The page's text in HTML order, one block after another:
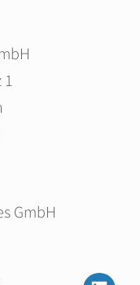
GmbH